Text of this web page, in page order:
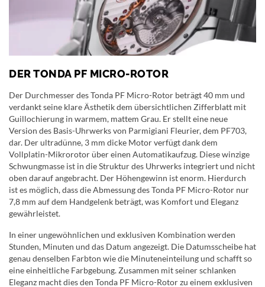
DER TONDA PF MICRO-ROTOR
Der Durchmesser des Tonda PF Micro-Rotor beträgt 40 mm und
verdankt seine klare Ästhetik dem übersichtlichen Zifferblatt mit
Guillochierung in warmem, mattem Grau. Er stellt eine neue
Version des Basis-Uhrwerks von Parmigiani Fleurier, dem PF703,
dar. Der ultradünne, 3 mm dicke Motor verfügt dank dem
Vollplatin-Mikrorotor über einen Automatikaufzug. Diese winzige
Schwungmasse ist in die Struktur des Uhrwerks integriert und nicht
oben darauf angebracht. Der Höhengewinn ist enorm. Hierdurch
ist es möglich, dass die Abmessung des Tonda PF Micro-Rotor nur
7,8 mm auf dem Handgelenk beträgt, was Komfort und Eleganz
gewährleistet.
In einer ungewöhnlichen und exklusiven Kombination werden
Stunden, Minuten und das Datum angezeigt. Die Datumsscheibe hat
genau denselben Farbton wie die Minuteneinteilung und schafft so
eine einheitliche Farbgebung. Zusammen mit seiner schlanken
Eleganz macht dies den Tonda PF Micro-Rotor zu einem exklusiven